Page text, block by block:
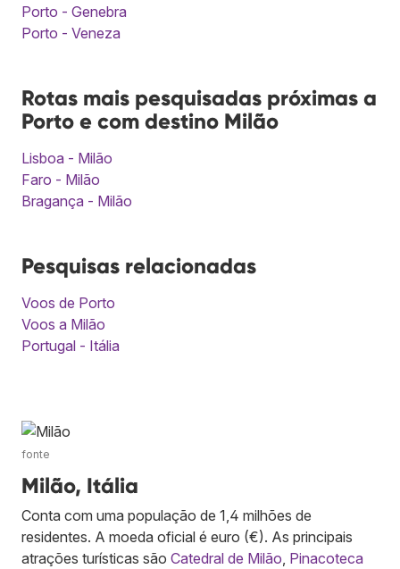
Porto - Genebra
Porto - Veneza
Rotas mais pesquisadas próximas a
Porto e com destino Milão
Lisboa - Milão
Faro - Milão
Bragança - Milão
Pesquisas relacionadas
Voos de Porto
Voos a Milão
Portugal - Itália
fonte
Milão, Itália
Conta com uma população de 1,4 milhões de
residentes. A moeda oficial é euro (€). As principais
atrações turísticas são Catedral de Milão Pinacoteca